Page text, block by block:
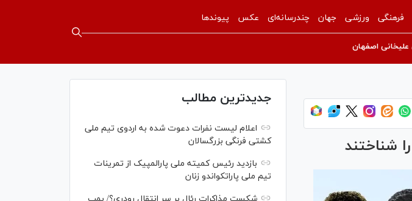
فرهنگی ورزشی جهان چندرسانه‌ای عکس پیوندها
اصفهان
شناختند
جدیدترین مطالب
اعلام لیست نفرات دعوت شده به اردوی تیم ملی
کشتی فرنگی بزرگسالان
بازدید رئیس کمیته ملی پارالمپیک از تمرینات
تیم ملی پاراتکواندو زنان